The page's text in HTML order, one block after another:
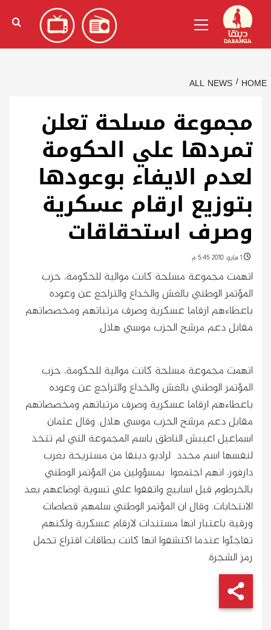
content
الإنجليزية)
Menu
HOME
ALL NEWS
مجموعة مسلحة تعلن
تمردها علي الحكومة
لعدم الايفاء بوعودها
بتوزيع ارقام عسكرية
وصرف استحقاقات
اتهمت مجموعة مسلحة كانت موالية للحكومة، حزب
المؤتمر الوطني بالغش والخداع والتراجع عن وعوده
باعطاءهم ارقاما عسكرية وصرف مرتباتهم ومخصصاتهم
مقابل دعم مرشح الحزب موسي هلال.
اتهمت مجموعة مسلحة كانت موالية للحكومة، حزب
المؤتمر الوطني بالغش والخداع والتراجع عن وعوده
باعطاءهم ارقاما عسكرية وصرف مرتباتهم ومخصصاتهم
مقابل دعم مرشح الحزب موسي هلال. وقال عثمان
اسماعيل اغيبش الناطق باسم المجموعة التي لم تتخذ
لنفسها اسم محدد لراديو دبنقا من مستريحة بغرب
دارفور، انهم اجتمعوا بمسؤولين من المؤتمر الوطني
بالخرطوم قبل اسابيع واتفقوا علي تسوية اوضاعهم بعد
الانتخابات. وقال ان المؤتمر الوطني سلمهم قصاصات
ورقية باعتبار انها مستندات لارقام عسكرية ولكنهم
تفاجئوا عندما اكتشفوا انها كانت بطاقات اقتراع تحمل
رمز الشجرة.